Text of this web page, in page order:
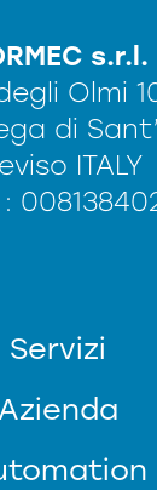
s.r.l.
Olmi
di
ITALY
:
Servizi
Azienda